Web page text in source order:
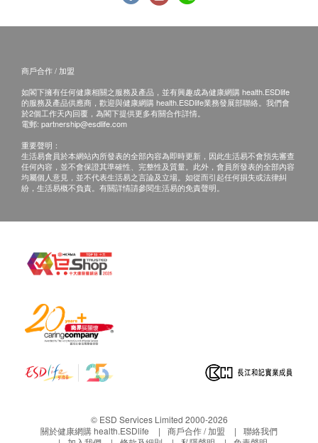
如有任何爭議，港安醫療中心及健康網購保留最終
決議權。
商戶合作 / 加盟
如閣下擁有任何健康相關之服務及產品，並有興趣成為健康網購 health.ESDlife
的服務及產品供應商，歡迎與健康網購 health.ESDlife業務發展部聯絡。我們會
於2個工作天內回覆，為閣下提供更多有關合作詳情。
電郵: partnership@esdlife.com
重要聲明：
生活易會員於本網站內所發表的全部內容為即時更新，因此生活易不會預先審查
任何內容，並不會保證其準確性、完整性及質量。此外，會員所發表的全部內容
均屬個人意見，並不代表生活易之言論及立場。如從而引起任何損失或法律糾
紛，生活易概不負責。有關詳情請參閱生活易的免責聲明。
© ESD Services Limited 2000-2026
關於健康網購 health.ESDlife
商戶合作 / 加盟
聯絡我們